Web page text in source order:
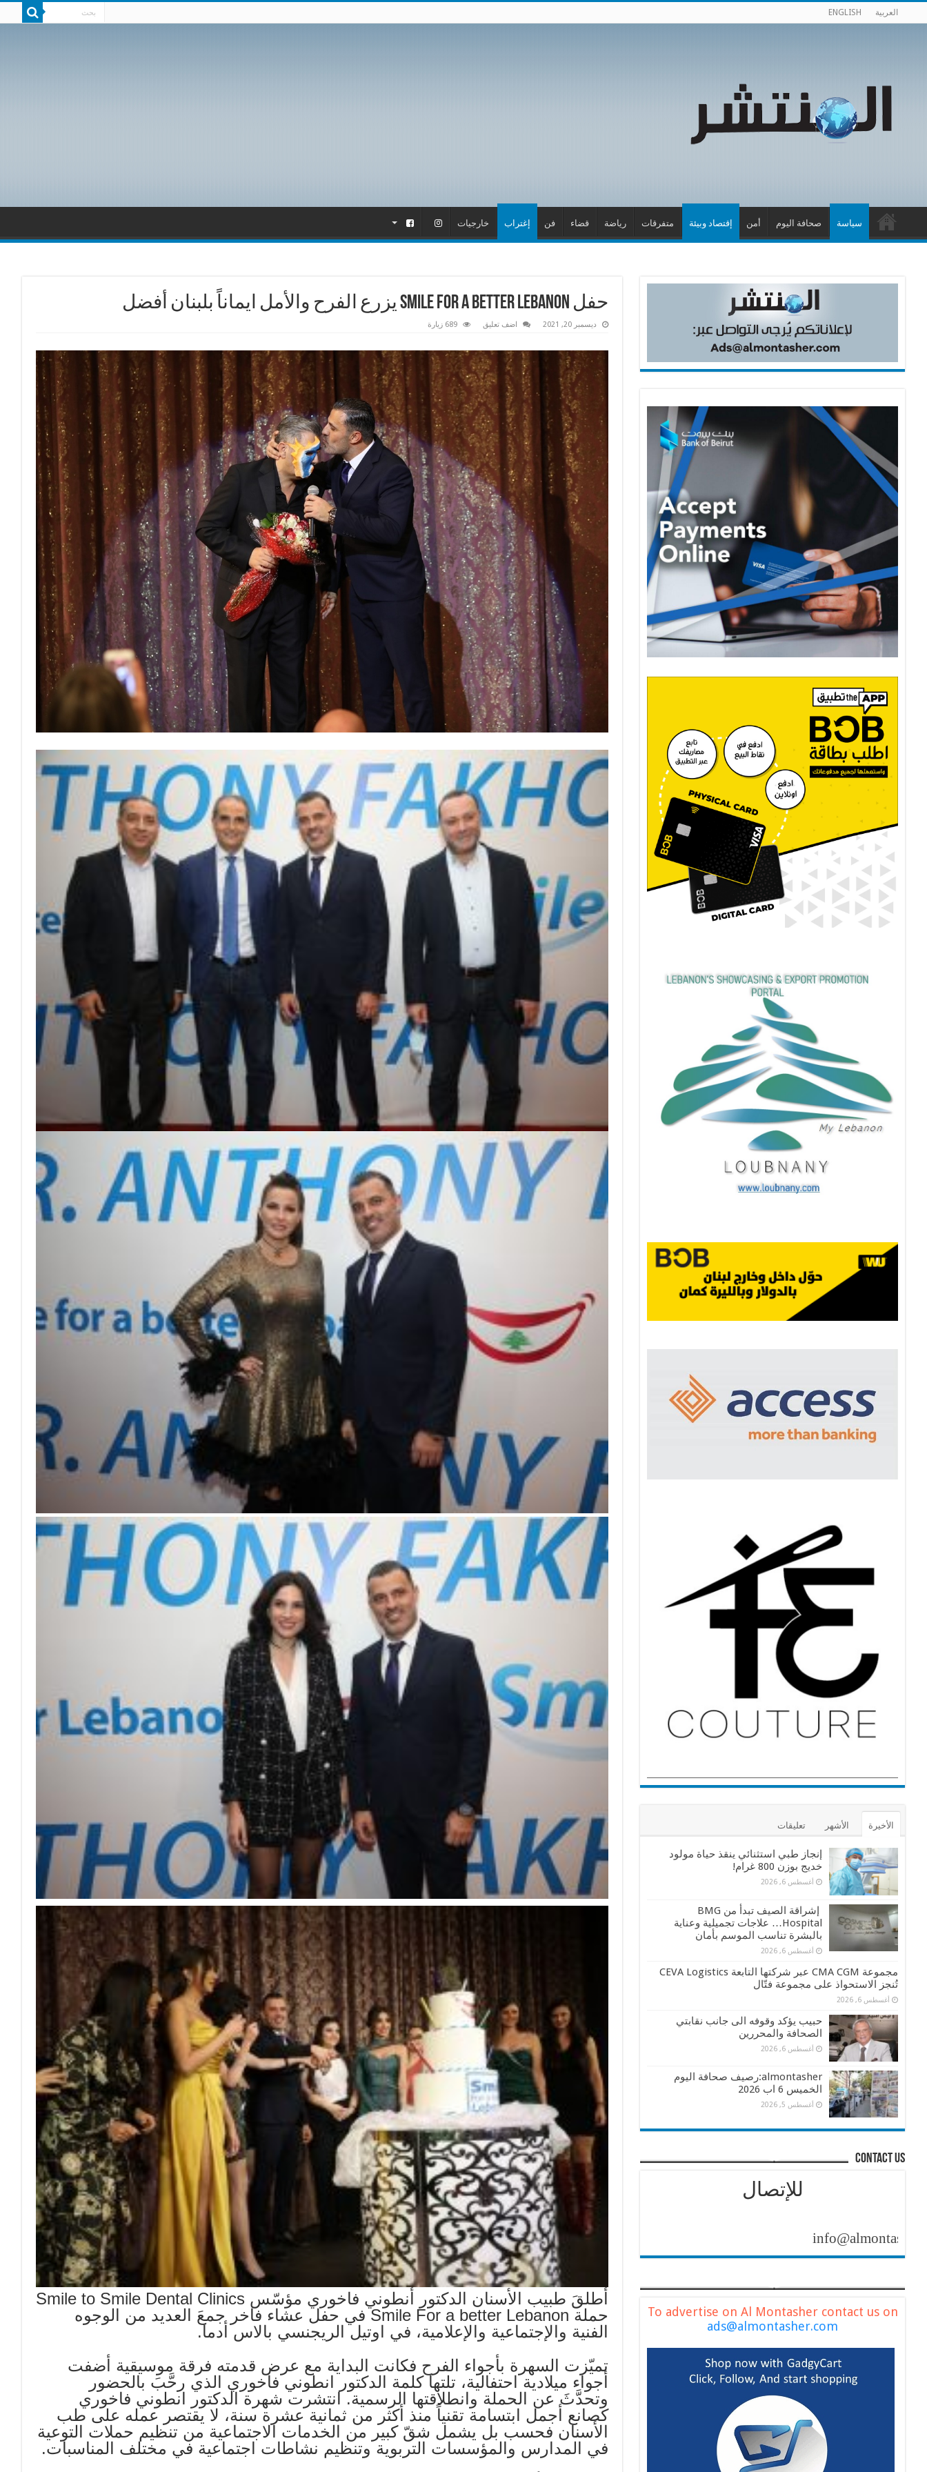
العربية ENGLISH
سياسة صحافة اليوم أمن إقتصاد وبيئة متفرقات رياضة قضاء فن إغتراب خارجيات
حفل Smile For a better Lebanon يزرع الفرح والأمل ايماناً بلبنان أفضل
ديسمبر 20, 2021 اضف تعليق 689 زيارة
أطلقَ طبيب الأسنان الدكتور أنطوني فاخوري مؤسّس Smile to Smile Dental Clinics
حملة Smile For a better Lebanon في حفل عشاء فاخر جمعَ العديد من الوجوه
الفنية والإجتماعية والإعلامية، في اوتيل الريجنسي بالاس أدما.
تميّزت السهرة بأجواء الفرح فكانت البداية مع عرض قدمته فرقة موسيقية أضفت
أجواء ميلادية احتفالية، تلتها كلمة الدكتور انطوني فاخوري الذي رحَّبَ بالحضور
وتحدَّثَ عن الحملة وانطلاقتها الرسمية. انتشرت شهرة الدكتور انطوني فاخوري
كصانع أجمل ابتسامة تقنياً منذ أكثر من ثمانية عشرة سنة، لا يقتصر عمله على طب
الأسنان فحسب بل يشمل شقّ كبير من الخدمات الاجتماعية من تنظيم حملات التوعية
في المدارس والمؤسسات التربوية وتنظيم نشاطات اجتماعية في مختلف المناسبات.
الأخيرة الأشهر تعليقات
إنجاز طبي استثنائي ينقذ حياة مولود
خديج بوزن 800 غرام!
أغسطس 6, 2026
إشراقة الصيف تبدأ من BMG
Hospital… علاجات تجميلية وعناية
بالبشرة تناسب الموسم بأمان
أغسطس 6, 2026
مجموعة CMA CGM عبر شركتها التابعة CEVA Logistics
تُنجز الاستحواذ على مجموعة فتّال
أغسطس 6, 2026
حبيب يؤكد وقوفه الى جانب نقابتي
الصحافة والمحررين
أغسطس 6, 2026
almontasher:رصيف صحافة اليوم
الخميس 6 اب 2026
أغسطس 5, 2026
contact us
للإتصال
info@almontasher.com
To advertise on Al Montasher contact us on
ads@almontasher.com